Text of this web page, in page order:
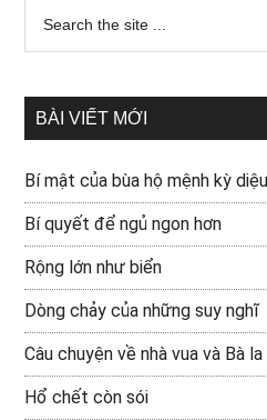
BÀI VIẾT MỚI
Bí mật của bùa hộ mệnh kỳ
Bí quyết để ngủ ngon hơn
Rộng lớn như biển
Dòng chảy của những suy nghĩ
Câu chuyện về nhà vua và Bà
Hổ chết còn sói